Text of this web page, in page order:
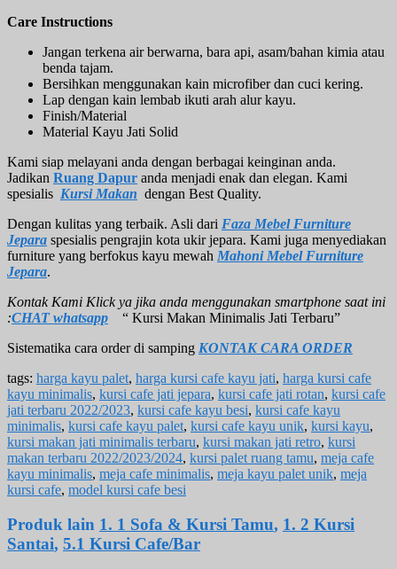
Care Instructions
Jangan terkena air berwarna, bara api, asam/bahan kimia atau
benda tajam.
Bersihkan menggunakan kain microfiber dan cuci kering.
Lap dengan kain lembab ikuti arah alur kayu.
Finish/Material
Material Kayu Jati Solid
Kami siap melayani anda dengan berbagai keinginan anda.
Jadikan Ruang Dapur anda menjadi enak dan elegan. Kami
spesialis Kursi Makan dengan Best Quality.
Dengan kulitas yang terbaik. Asli dari Faza Mebel Furniture
Jepara spesialis pengrajin kota ukir jepara. Kami juga menyediakan
furniture yang berfokus kayu mewah Mahoni Mebel Furniture
Jepara.
Kontak Kami Klick ya jika anda menggunakan smartphone saat ini
:CHAT whatsapp
“ Kursi Makan Minimalis Jati Terbaru”
Sistematika cara order di samping KONTAK CARA ORDER
tags: harga kayu palet, harga kursi cafe kayu jati, harga kursi cafe
kayu minimalis, kursi cafe jati jepara, kursi cafe jati rotan, kursi cafe
jati terbaru 2022/2023, kursi cafe kayu besi, kursi cafe kayu
minimalis, kursi cafe kayu palet, kursi cafe kayu unik, kursi kayu,
kursi makan jati minimalis terbaru, kursi makan jati retro, kursi
makan terbaru 2022/2023/2024, kursi palet ruang tamu, meja cafe
kayu minimalis, meja cafe minimalis, meja kayu palet unik, meja
kursi cafe, model kursi cafe besi
Produk lain 1. 1 Sofa & Kursi Tamu, 1. 2 Kursi
Santai, 5.1 Kursi Cafe/Bar